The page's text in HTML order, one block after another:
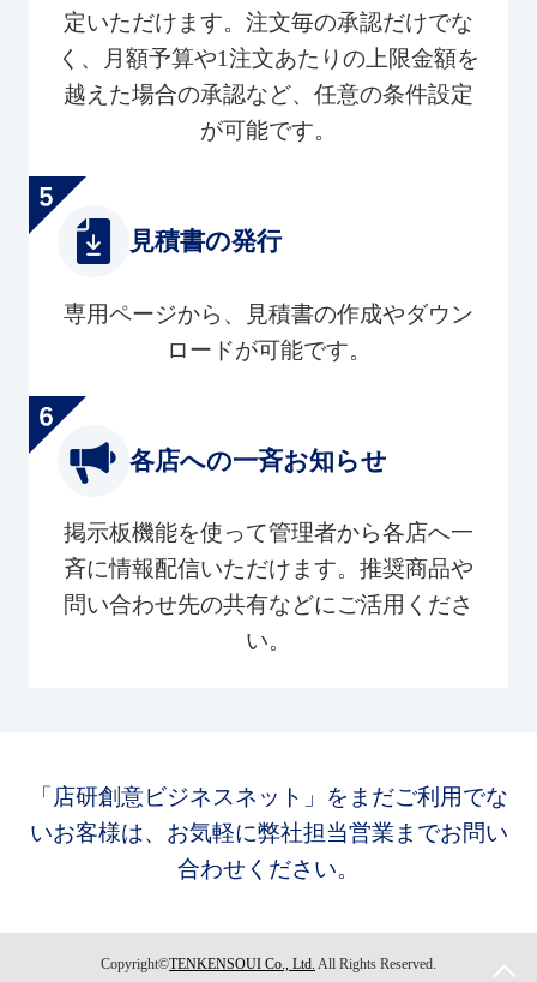
定いただけます。注文毎の承認だけでな
く、月額予算や1注文あたりの上限金額を
越えた場合の承認など、任意の条件設定
が可能です。
見積書の発行
専用ページから、見積書の作成やダウン
ロードが可能です。
各店への一斉お知らせ
掲示板機能を使って管理者から各店へ一
斉に情報配信いただけます。推奨商品や
問い合わせ先の共有などにご活用くださ
い。
「店研創意ビジネスネット」をまだご利用でな
いお客様は、お気軽に弊社担当営業までお問い
合わせください。
Copyright©TENKENSOUI Co., Ltd. All Rights Reserved.